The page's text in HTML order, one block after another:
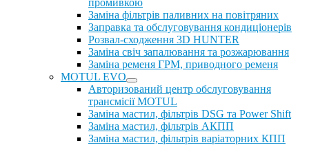
промивкою
Заміна фільтрів паливних на повітряних
Заправка та обслуговування кондиціонерів
Розвал-сходження 3D HUNTER
Заміна свіч запалювання та розжарювання
Заміна ременя ГРМ, приводного ременя
MOTUL EVO
Авторизований центр обслуговування
трансмісії MOTUL
Заміна мастил, фільтрів DSG та Power Shift
Заміна мастил, фільтрів АКПП
Заміна мастил, фільтрів варіаторних КПП